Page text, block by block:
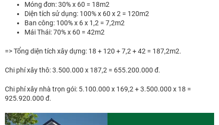
Móng đơn: 30% x 60 = 18m2
Diện tích sử dụng: 100% x 60 x 2 = 120m2
Ban công: 100% x 6 x 1,2 = 7,2m2
Mái Thái: 70% x 60 = 42m2
=> Tổng diện tích xây dựng: 18 + 120 + 7,2 + 42 = 187,2m2.
Chi phí xây thô: 3.500.000 x 187,2 = 655.200.000 đ.
Chi phí xây nhà trọn gói: 5.100.000 x 169,2 + 3.500.000 x 18 =
925.920.000 đ.